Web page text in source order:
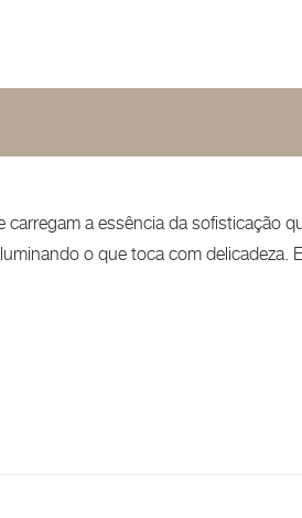
a essência da sofisticação
o que toca com